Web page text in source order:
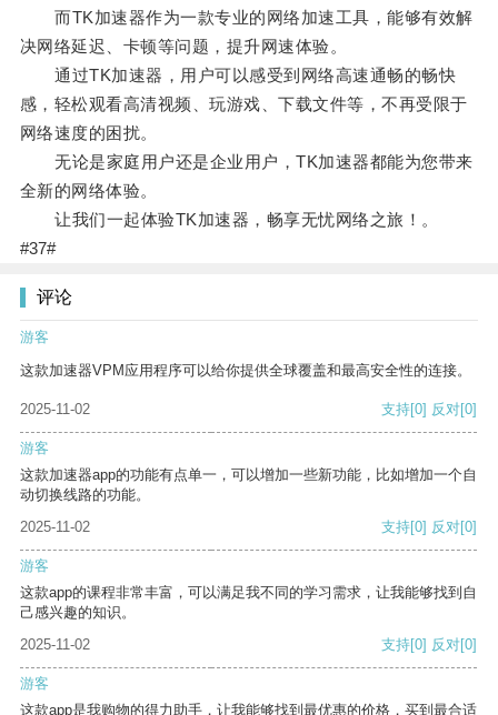
而TK加速器作为一款专业的网络加速工具，能够有效解
决网络延迟、卡顿等问题，提升网速体验。
通过TK加速器，用户可以感受到网络高速通畅的畅快
感，轻松观看高清视频、玩游戏、下载文件等，不再受限于
网络速度的困扰。
无论是家庭用户还是企业用户，TK加速器都能为您带来
全新的网络体验。
让我们一起体验TK加速器，畅享无忧网络之旅！。
#37#
评论
游客
这款加速器VPM应用程序可以给你提供全球覆盖和最高安全性的连接。
2025-11-02 支持[0] 反对[0]
游客
这款加速器app的功能有点单一，可以增加一些新功能，比如增加一个自
动切换线路的功能。
2025-11-02
支持[0] 反对[0]
游客
这款app的课程非常丰富，可以满足我不同的学习需求，让我能够找到自
己感兴趣的知识。
2025-11-02
支持[0] 反对[0]
游客
这款app是我购物的得力助手，让我能够找到最优惠的价格，买到最合适